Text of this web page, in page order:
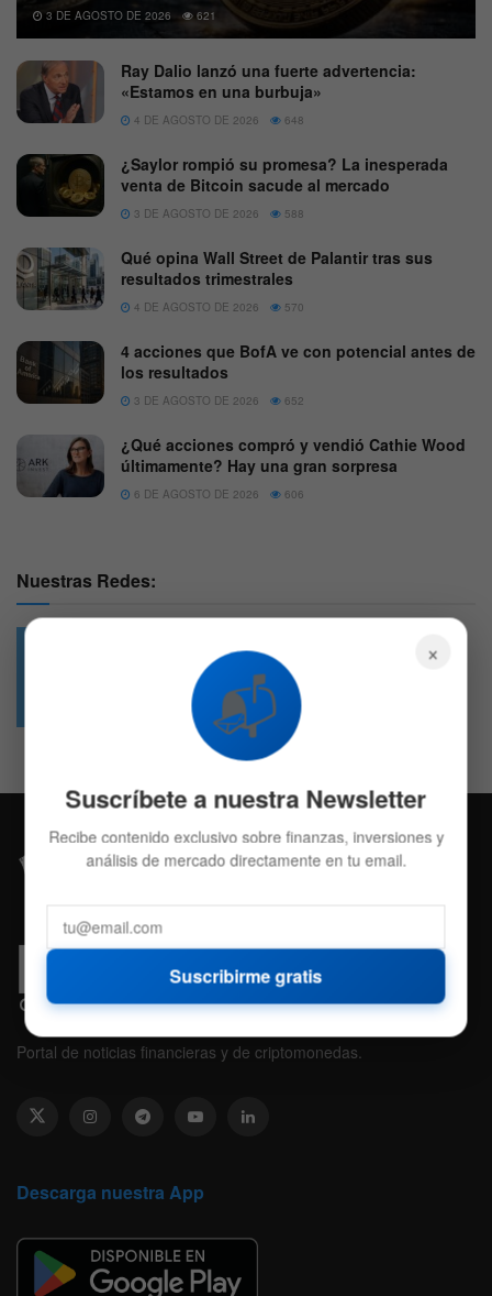
3 DE AGOSTO DE 2026 621
Ray Dalio lanzó una fuerte advertencia:
«Estamos en una burbuja»
4 DE AGOSTO DE 2026 648
¿Saylor rompió su promesa? La inesperada
venta de Bitcoin sacude al mercado
3 DE AGOSTO DE 2026 588
Qué opina Wall Street de Palantir tras sus
resultados trimestrales
4 DE AGOSTO DE 2026 570
4 acciones que BofA ve con potencial antes de
los resultados
3 DE AGOSTO DE 2026 652
¿Qué acciones compró y vendió Cathie Wood
últimamente? Hay una gran sorpresa
6 DE AGOSTO DE 2026 606
Nuestras Redes:
4.7k
Followers
Portal de noticias financieras y de criptomonedas.
Descarga nuestra App
×
📬
Suscríbete a nuestra Newsletter
Recibe contenido exclusivo sobre finanzas, inversiones y
análisis de mercado directamente en tu email.
Suscribirme gratis